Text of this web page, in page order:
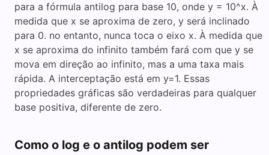
para a fórmula antilog para base 10, onde y = 10^x. À
medida que x se aproxima de zero, y será inclinado
para 0. no entanto, nunca toca o eixo x. À medida que
x se aproxima do infinito também fará com que y se
mova em direção ao infinito, mas a uma taxa mais
rápida. A interceptação está em y=1. Essas
propriedades gráficas são verdadeiras para qualquer
base positiva, diferente de zero.
Como o log e o antilog podem ser